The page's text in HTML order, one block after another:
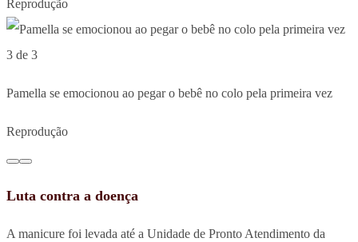
Reprodução
3 de 3
Pamella se emocionou ao pegar o bebê no colo pela primeira vez
Reprodução
Luta contra a doença
A manicure foi levada até a Unidade de Pronto Atendimento da